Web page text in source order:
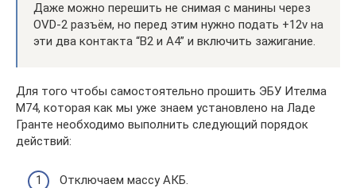
Даже можно перешить не снимая с манины через
OVD-2 разъём, но перед этим нужно подать +12v на
эти два контакта “В2 и А4” и включить зажигание.
Для того чтобы самостоятельно прошить ЭБУ Ителма
М74, которая как мы уже знаем установлено на Ладе
Гранте необходимо выполнить следующий порядок
действий:
Отключаем массу АКБ.